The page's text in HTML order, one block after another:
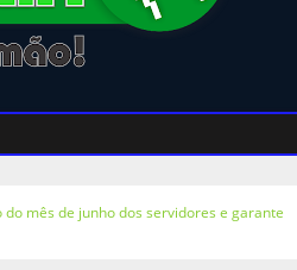
mês de junho dos servidores e garante